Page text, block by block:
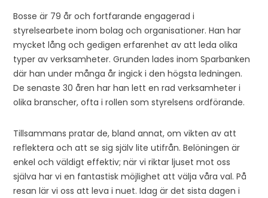
Bosse är 79 år och fortfarande engagerad i
styrelsearbete inom bolag och organisationer. Han har
mycket lång och gedigen erfarenhet av att leda olika
typer av verksamheter. Grunden lades inom Sparbanken
där han under många år ingick i den högsta ledningen.
De senaste 30 åren har han lett en rad verksamheter i
olika branscher, ofta i rollen som styrelsens ordförande.
Tillsammans pratar de, bland annat, om vikten av att
reflektera och att se sig själv lite utifrån. Belöningen är
enkel och väldigt effektiv; när vi riktar ljuset mot oss
själva har vi en fantastisk möjlighet att välja våra val. På
resan lär vi oss att leva i nuet. Idag är det sista dagen i